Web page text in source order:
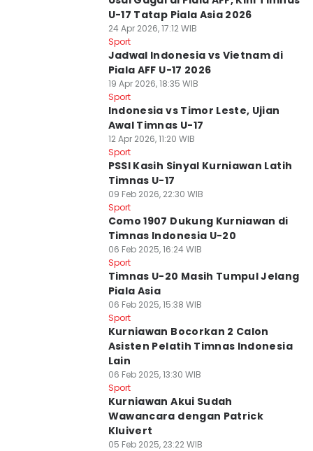
U-17 Tatap Piala Asia 2026
24 Apr 2026, 17:12 WIB
Sport
Jadwal Indonesia vs Vietnam di
Piala AFF U-17 2026
19 Apr 2026, 18:35 WIB
Sport
Indonesia vs Timor Leste, Ujian
Awal Timnas U-17
12 Apr 2026, 11:20 WIB
Sport
PSSI Kasih Sinyal Kurniawan Latih
Timnas U-17
09 Feb 2026, 22:30 WIB
Sport
Como 1907 Dukung Kurniawan di
Timnas Indonesia U-20
06 Feb 2025, 16:24 WIB
Sport
Timnas U-20 Masih Tumpul Jelang
Piala Asia
06 Feb 2025, 15:38 WIB
Sport
Kurniawan Bocorkan 2 Calon
Asisten Pelatih Timnas Indonesia
Lain
06 Feb 2025, 13:30 WIB
Sport
Kurniawan Akui Sudah
Wawancara dengan Patrick
Kluivert
05 Feb 2025, 23:22 WIB